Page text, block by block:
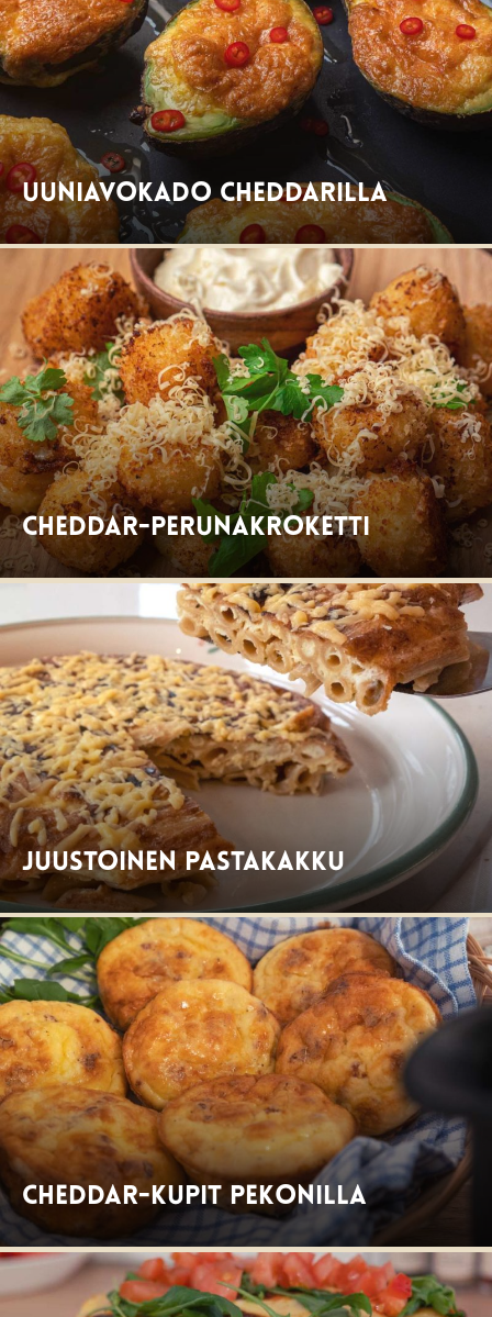
Uuniavokado cheddarilla
Cheddar-perunakroketti
Juustoinen pastakakku
Cheddar-kupit pekonilla